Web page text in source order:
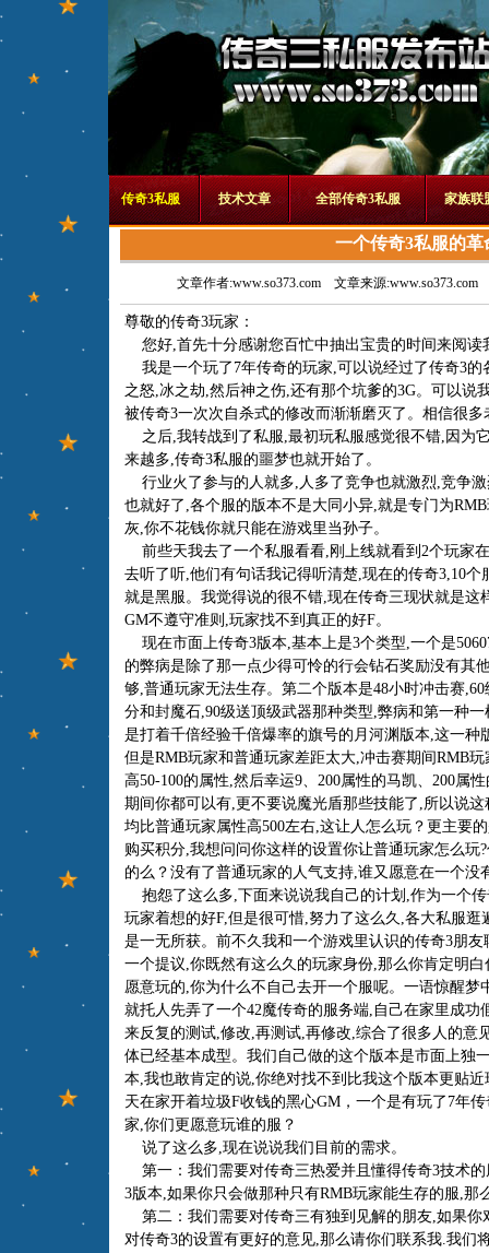
传奇3私服 技术文章 全部传奇3私服 家族联
一个传奇3私服的革
文章作者:www.so373.com 文章来源:www.so373.com
尊敬的传奇3玩家：
您好,首先十分感谢您百忙中抽出宝贵的时间来阅读
我是一个玩了7年传奇的玩家,可以说经过了传奇3的
之怒,冰之劫,然后神之伤,还有那个坑爹的3G。可以说
被传奇3一次次自杀式的修改而渐渐磨灭了。相信很
之后,我转战到了私服,最初玩私服感觉很不错,因为
来越多,传奇3私服的噩梦也就开始了。
行业火了参与的人就多,人多了竞争也就激烈,竞争
也就好了,各个服的版本不是大同小异,就是专门为
灰,你不花钱你就只能在游戏里当孙子。
前些天我去了一个私服看看,刚上线就看到2个玩家
去听了听,他们有句话我记得听清楚,现在的传奇3,10
就是黑服。我觉得说的很不错,现在传奇三现状就是这
GM不遵守准则,玩家找不到真正的好F。
现在市面上传奇3版本,基本上是3个类型,一个是
的弊病是除了那一点少得可怜的行会钻石奖励没有其
够,普通玩家无法生存。第二个版本是48小时冲击赛
分和封魔石,90级送顶级武器那种类型,弊病和第一种
是打着千倍经验千倍爆率的旗号的月河渊版本,这一种
但是RMB玩家和普通玩家差距太大,冲击赛期间RMB
高50-100的属性,然后幸运9、200属性的马凯、200属
期间你都可以有,更不要说魔光盾那些技能了,所以说
均比普通玩家属性高500左右,这让人怎么玩？更主要
购买积分,我想问问你这样的设置你让普通玩家怎么玩
的么？没有了普通玩家的人气支持,谁又愿意在一个没
抱怨了这么多,下面来说说我自己的计划,作为一个
玩家着想的好F,但是很可惜,努力了这么久,各大私服
是一无所获。前不久我和一个游戏里认识的传奇3朋
一个提议,你既然有这么久的玩家身份,那么你肯定明
愿意玩的,你为什么不自己去开一个服呢。一语惊醒梦
就托人先弄了一个42魔传奇的服务端,自己在家里成功
来反复的测试,修改,再测试,再修改,综合了很多人的意
体已经基本成型。我们自己做的这个版本是市面上独
本,我也敢肯定的说,你绝对找不到比我这个版本更贴
天在家开着垃圾F收钱的黑心GM，一个是有玩了7年
家,你们更愿意玩谁的服？
说了这么多,现在说说我们目前的需求。
第一：我们需要对传奇三热爱并且懂得传奇3技术
3版本,如果你只会做那种只有RMB玩家能生存的服,那
第二：我们需要对传奇三有独到见解的朋友,如果你
对传奇3的设置有更好的意见,那么请你们联系我.我们